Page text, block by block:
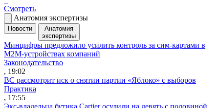
Смотреть
Анатомия экспертизы
Новости
Анатомия
экспертизы
Минцифры предложило усилить контроль за сим-картами в
M2M-устройствах компаний
Законодательство
, 19:02
ВС рассмотрит иск о снятии партии «Яблоко» с выборов
Практика
, 17:55
Экс-владельца бутика Cartier осудили на девять с половиной